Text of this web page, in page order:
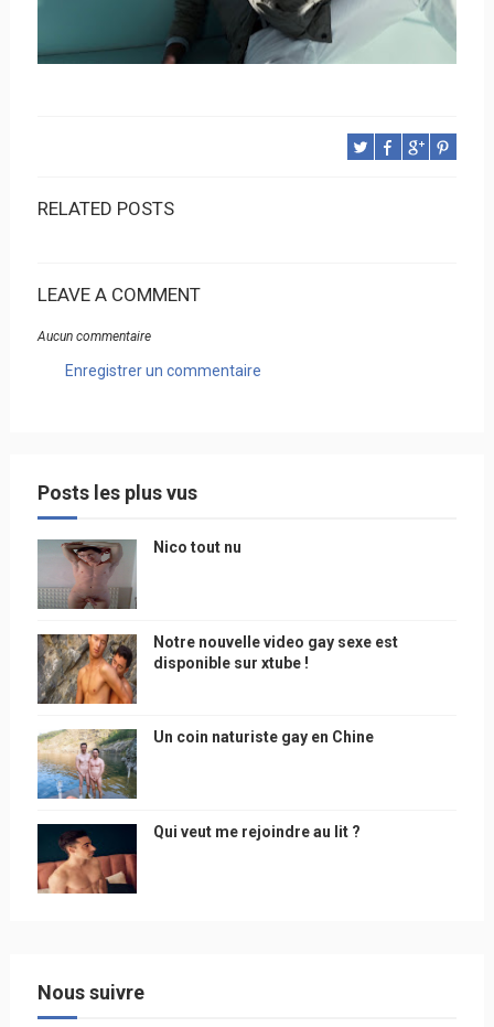
RELATED POSTS
LEAVE A COMMENT
Aucun commentaire
Enregistrer un commentaire
Posts les plus vus
Nico tout nu
Notre nouvelle video gay sexe est
disponible sur xtube !
Un coin naturiste gay en Chine
Qui veut me rejoindre au lit ?
Nous suivre